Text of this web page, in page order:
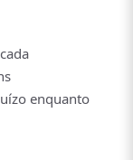
enquanto